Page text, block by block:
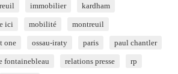
immobilier kardham
ici mobilité montreuil
one ossau-iraty paris paul chantler
fontainebleau relations presse rp